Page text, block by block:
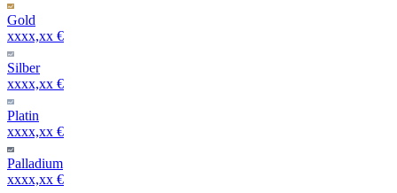
Gold
xxxx,xx €
Silber
xxxx,xx €
Platin
xxxx,xx €
Palladium
xxxx,xx €